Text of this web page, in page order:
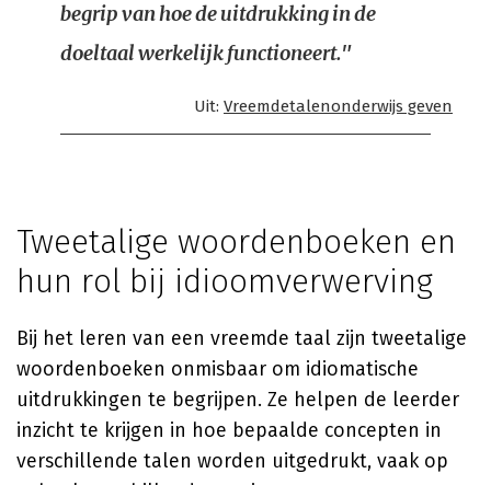
begrip van hoe de uitdrukking in de
doeltaal werkelijk functioneert."
Uit: Vreemdetalenonderwijs geven
Tweetalige woordenboeken en
hun rol bij idioomverwerving
Bij het leren van een vreemde taal zijn tweetalige
woordenboeken onmisbaar om idiomatische
uitdrukkingen te begrijpen. Ze helpen de leerder
inzicht te krijgen in hoe bepaalde concepten in
verschillende talen worden uitgedrukt, vaak op